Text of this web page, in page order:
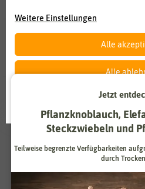
23 Ergebnissegefunden in
Unsere
Weitere Einstellungen
Alle
Alle
Auswahl
Jetzt
Pflanzknoblauch,
Steckzwiebeln und
Teilweise begrenzte Verfügbarkeiten
durch